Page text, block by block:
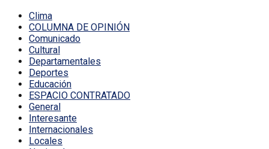
Clima
COLUMNA DE OPINIÓN
Comunicado
Cultural
Departamentales
Deportes
Educación
ESPACIO CONTRATADO
General
Interesante
Internacionales
Locales